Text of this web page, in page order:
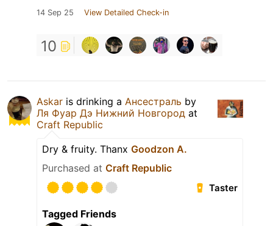
14 Sep 25 View Detailed Check-in
10
Askar is drinking a Ансестраль by
Ля Фуар Дэ Нижний Новгород at
Craft Republic
Dry & fruity. Thanx Goodzon A.
Purchased at Craft Republic
Taster
Tagged Friends